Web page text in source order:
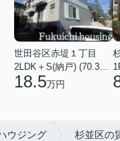
世田谷区赤堤１丁目
18.5万円
ウジング 杉並区の